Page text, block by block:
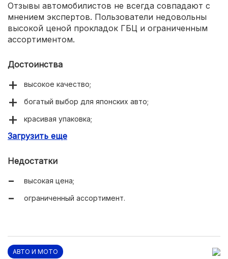
Отзывы автомобилистов не всегда совпадают с
мнением экспертов. Пользователи недовольны
высокой ценой прокладок ГБЦ и ограниченным
ассортиментом.
Достоинства
высокое качество;
богатый выбор для японских авто;
красивая упаковка;
надежность.
Загрузить еще
Недостатки
высокая цена;
ограниченный ассортимент.
АВТО И МОТО